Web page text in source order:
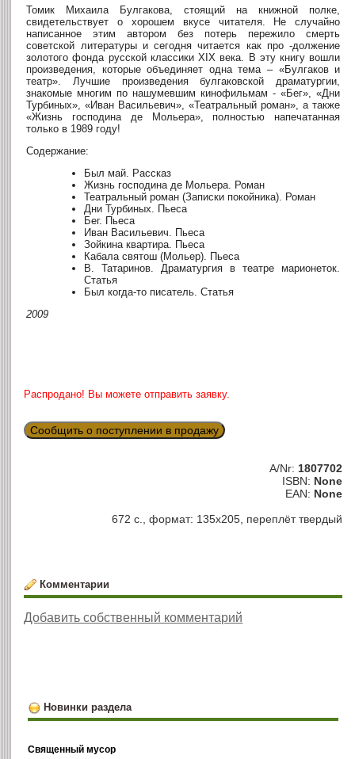
Томик Михаила Булгакова, стоящий на книжной полке,
свидетельствует о хорошем вкусе читателя. Не случайно
написанное этим автором без потерь пережило смерть
советской литературы и сегодня читается как про -должение
золотого фонда русской классики XIX века. В эту книгу вошли
произведения, которые объединяет одна тема – «Булгаков и
театр». Лучшие произведения булгаковской драматургии,
знакомые многим по нашумевшим кинофильмам - «Бег», «Дни
Турбиных», «Иван Васильевич», «Театральный роман», а также
«Жизнь господина де Мольера», полностью напечатанная
только в 1989 году!
Содержание:
Был май. Рассказ
Жизнь господина де Мольера. Роман
Театральный роман (Записки покойника). Роман
Дни Турбиных. Пьеса
Бег. Пьеса
Иван Васильевич. Пьеса
Зойкина квартира. Пьеса
Кабала святош (Мольер). Пьеса
В. Татаринов. Драматургия в театре марионеток.
Статья
Был когда-то писатель. Статья
2009
Распродано! Вы можете отправить заявку.
Сообщить о поступлении в продажу
A/Nr: 1807702
ISBN: None
EAN: None
672 с., формат: 135х205, переплёт твердый
Комментарии
Добавить собственный комментарий
Новинки раздела
Священный мусор